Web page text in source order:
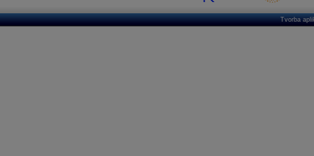
Databanka - Akcie
Tvorba